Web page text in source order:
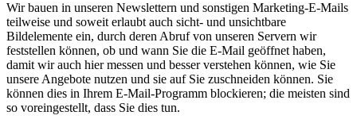
Wir bauen in unseren Newslettern und sonstigen Marketing-E-Mails
teilweise und soweit erlaubt auch sicht- und unsichtbare
Bildelemente ein, durch deren Abruf von unseren Servern wir
feststellen können, ob und wann Sie die E-Mail geöffnet haben,
damit wir auch hier messen und besser verstehen können, wie Sie
unsere Angebote nutzen und sie auf Sie zuschneiden können. Sie
können dies in Ihrem E-Mail-Programm blockieren; die meisten sind
so voreingestellt, dass Sie dies tun.